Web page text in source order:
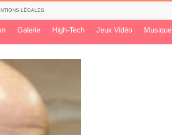
LÉGALES
Galerie High-Tech Jeux Vidéo Musique